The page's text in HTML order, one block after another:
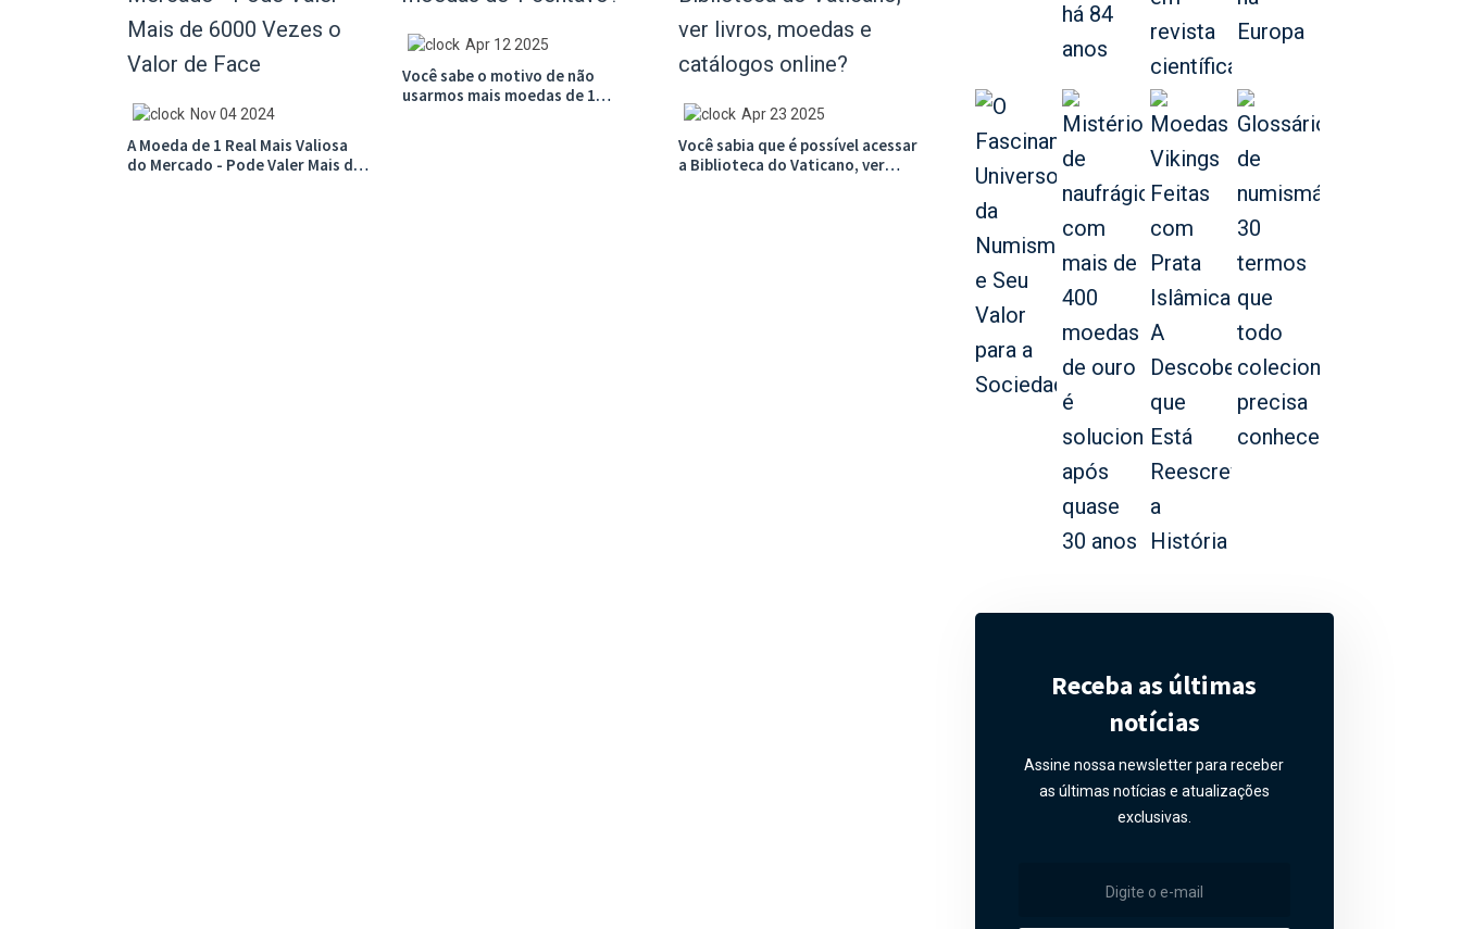
Nov 04 2024
A Moeda de 1 Real Mais Valiosa
do Mercado - Pode Valer Mais de
Apr 12 2025
Você sabe o motivo de não
usarmos mais moedas de 1
Apr 23 2025
Você sabia que é possível acessar
a Biblioteca do Vaticano, ver
Receba as últimas
notícias
Assine nossa newsletter para receber
as últimas notícias e atualizações
exclusivas.